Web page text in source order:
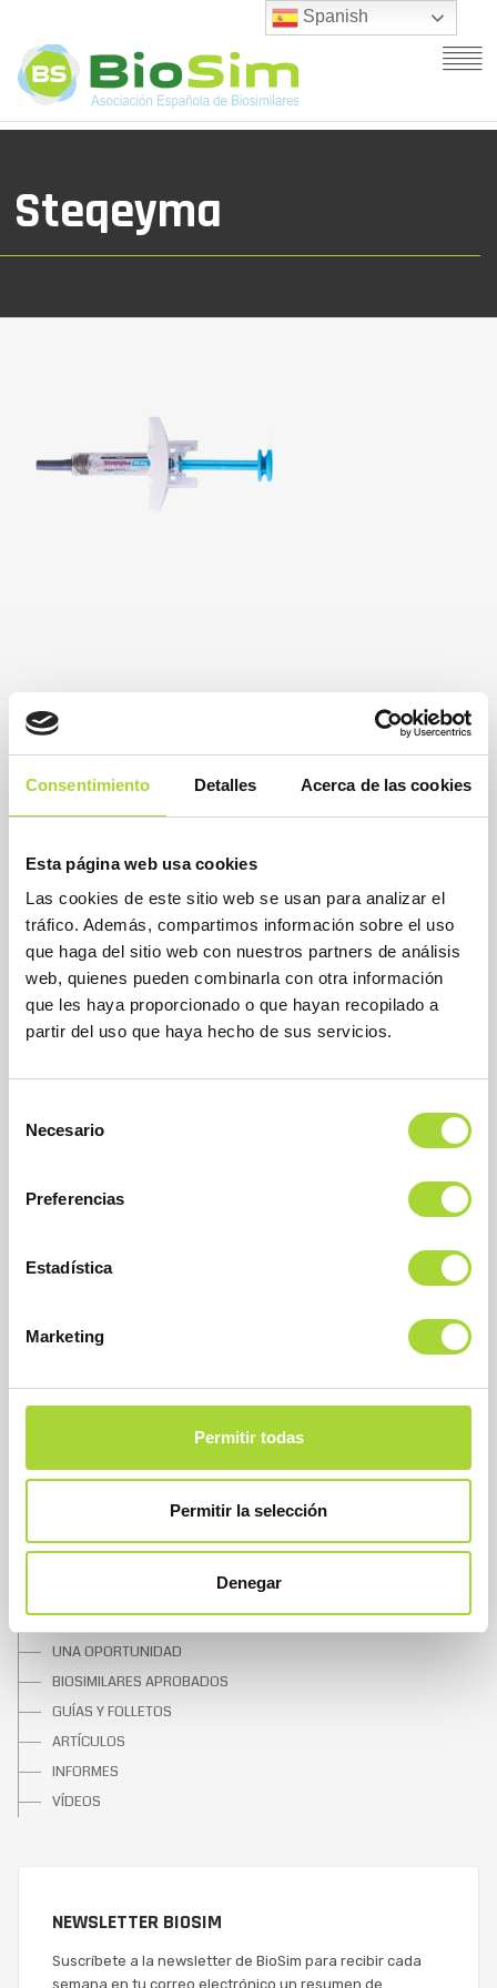
Consentimiento Detalles Acerca de las cookies
Esta página web usa cookies
Las cookies de este sitio web se usan para analizar el
tráfico. Además, compartimos información sobre el uso
que haga del sitio web con nuestros partners de análisis
web, quienes pueden combinarla con otra información
que les haya proporcionado o que hayan recopilado a
partir del uso que haya hecho de sus servicios.
Necesario
Preferencias
Estadística
Marketing
Permitir todas
Permitir la selección
Denegar
Steqeyma
BioSim
Asociación Española de Medicamentos Biosimilares
Dirección
28027 Madrid
Teléfono : +34 91 864 31 32
SOBRE BIOSIM
JUNTA DIRECTIVA
ASOCIADOS
ASOCIADOS ADHERIDOS
¿QUÉ SON?
UNA OPORTUNIDAD
BIOSIMILARES APROBADOS
GUÍAS Y FOLLETOS
ARTÍCULOS
INFORMES
VÍDEOS
NEWSLETTER BIOSIM
Suscríbete a la newsletter de BioSim para recibir cada
semana en tu correo electrónico un resumen de
Spanish